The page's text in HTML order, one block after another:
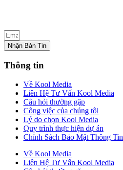
Nhận Bản Tin
Thông tin
Về Kool Media
Liên Hệ Tư Vấn Kool Media
Câu hỏi thường gặp
Công việc của chúng tôi
Lý do chọn Kool Media
Quy trình thực hiện dự án
Chính Sách Bảo Mật Thông Tin
Về Kool Media
Liên Hệ Tư Vấn Kool Media